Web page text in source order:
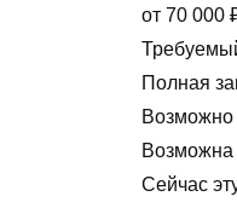
от 70 000
Полная
Возможно
Возможна
Сейчас